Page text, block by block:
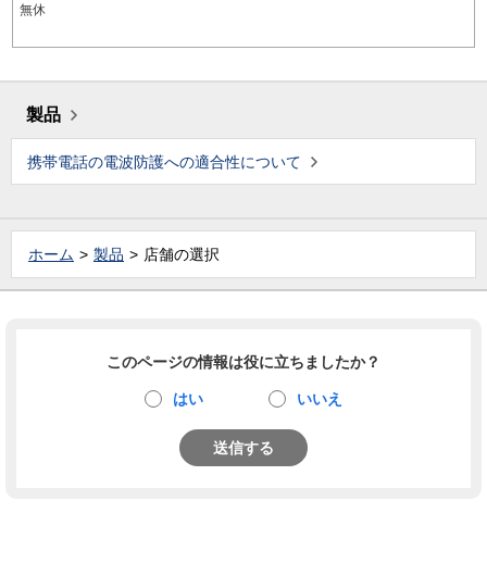
無休
製品
携帯電話の電波防護への適合性について
ホーム 製品 店舗の選択
このページの情報は役に立ちましたか？
はい いいえ
送信する